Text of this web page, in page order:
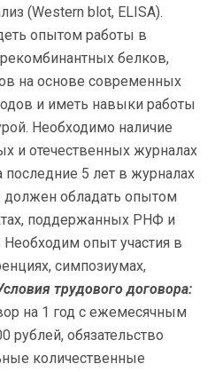
(Western blot, ELISA).
опытом работы в
белков,
на основе современных
и иметь навыки работы
Необходимо наличие
и отечественных журналах
5 лет в журналах
должен обладать опытом
поддержанных РНФ и
опыт участия в
симпозиумах,
трудового договора:
на 1 год с ежемесячным
рублей, обязательство
количественные